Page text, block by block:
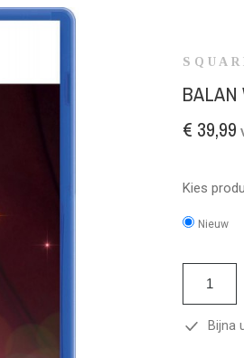
BALAN
€ 39,99
Kies
Nieuw
Bijna